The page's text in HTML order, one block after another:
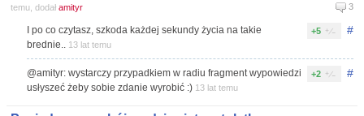
temu, dodał amityr 3
#
+5
I po co czytasz, szkoda każdej sekundy życia na takie
brednie.. 13 lat temu
#
+2
@amityr: wystarczy przypadkiem w radiu fragment wypowiedzi
usłyszeć żeby sobie zdanie wyrobić :) 13 lat temu